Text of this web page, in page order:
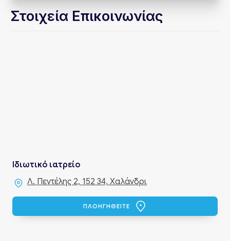
Στοιχεία Επικοινωνίας
Ιδιωτικό ιατρείο
Λ. Πεντέλης 2, 152 34, Χαλάνδρι
ΠΛΟΗΓΗΘΕΙΤΕ